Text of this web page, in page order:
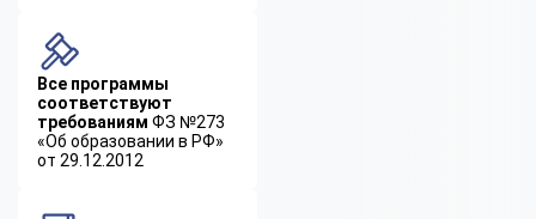
Все программы
соответствуют
требованиям ФЗ №273
«Об образовании в РФ»
от 29.12.2012